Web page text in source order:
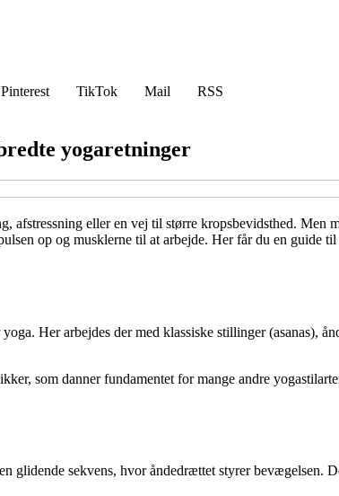
Pinterest TikTok Mail
RSS
yogaretninger
afstressning eller en vej til større kropsbevidsthed.
op og musklerne til at arbejde. Her får du en guide
Her arbejdes der med klassiske stillinger (asanas),
som danner fundamentet for mange andre
glidende sekvens, hvor åndedrættet styrer bevægelsen.